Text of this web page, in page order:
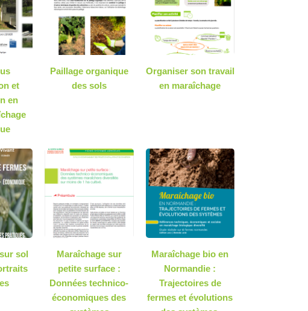
et
en
Paillage organique
des sols
Organiser son travail
en maraîchage
sol
Maraîchage sur
petite surface :
Données technico-
économiques des
Maraîchage bio en
Normandie :
Trajectoires de
fermes et évolutions